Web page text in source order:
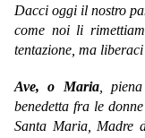
Dacci oggi il nostro
come noi li
tentazione, ma
Ave, o Maria,
benedetta fra le
Santa Maria, Madre